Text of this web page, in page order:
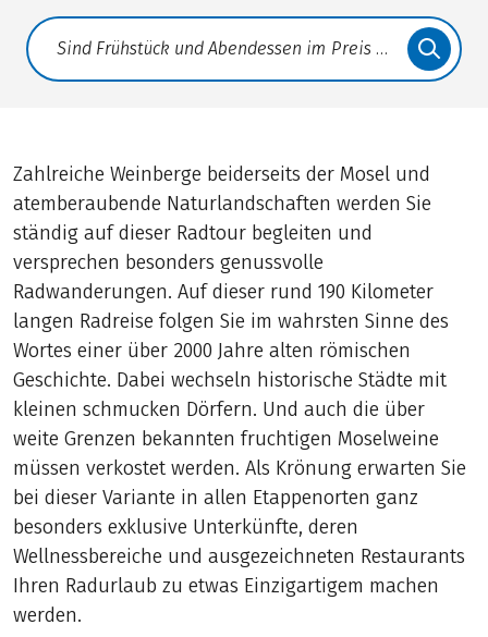
Translate: a11y.faq.search
Zahlreiche Weinberge beiderseits der Mosel und
atemberaubende Naturlandschaften werden Sie
ständig auf dieser Radtour begleiten und
versprechen besonders genussvolle
Radwanderungen. Auf dieser rund 190 Kilometer
langen Radreise folgen Sie im wahrsten Sinne des
Wortes einer über 2000 Jahre alten römischen
Geschichte. Dabei wechseln historische Städte mit
kleinen schmucken Dörfern. Und auch die über
weite Grenzen bekannten fruchtigen Moselweine
müssen verkostet werden. Als Krönung erwarten Sie
bei dieser Variante in allen Etappenorten ganz
besonders exklusive Unterkünfte, deren
Wellnessbereiche und ausgezeichneten Restaurants
Ihren Radurlaub zu etwas Einzigartigem machen
werden.